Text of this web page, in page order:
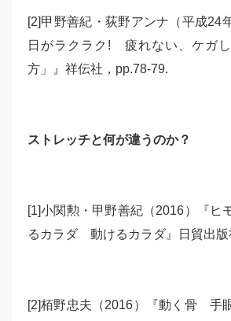
[2]甲野善紀・荻野アンナ（平成24
日がラクラク! 疲れない、ケガ
方」』祥伝社，pp.78-79.
ストレッチと何が違うのか？
[1]小関勲・甲野善紀（2016）『
るカラダ 動けるカラダ』日貿出版
[2]栢野忠夫（2016）『動く骨 手